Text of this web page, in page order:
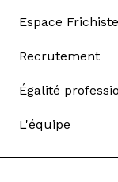
Espace
Recrutement
Égalité
L'équipe